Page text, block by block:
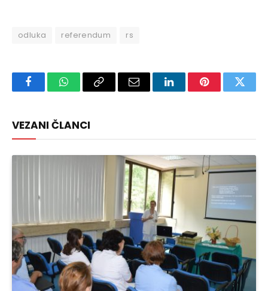
odluka referendum rs
FacebookWhatsAppCopy
Email LinkedInPinterest
VEZANI ČLANCI